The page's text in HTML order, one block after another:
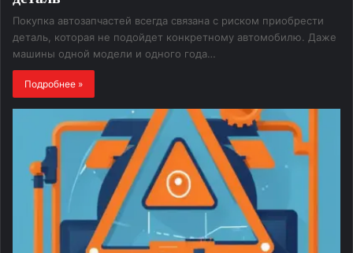
Покупка автозапчастей всегда связана с риском приобрести
деталь, которая не подойдет конкретному автомобилю. Даже
машины одной модели и одного года…
Подробнее »